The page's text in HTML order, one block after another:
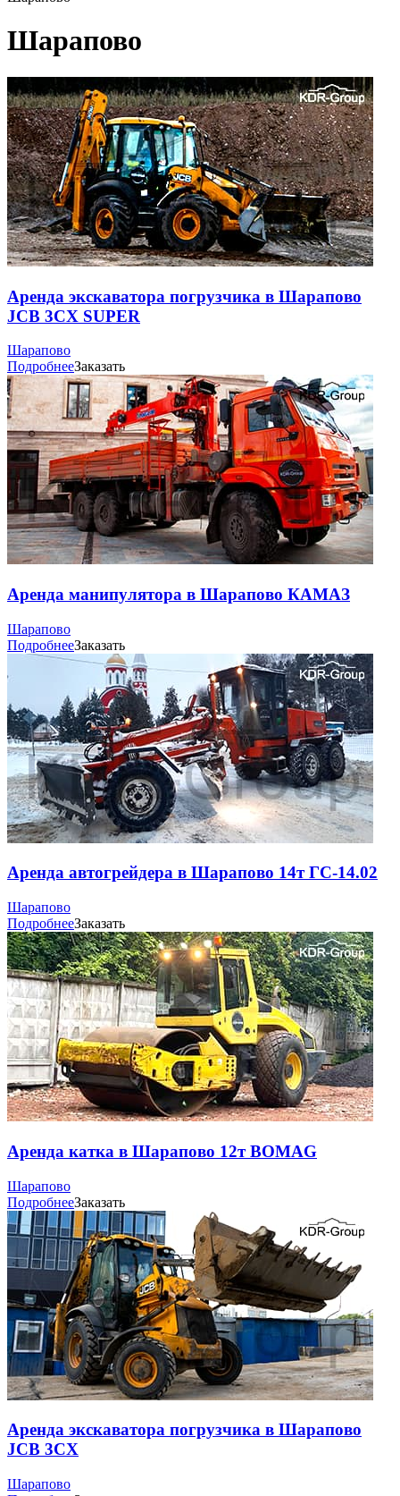
Шарапово
Аренда экскаватора погрузчика в Шарапово
JCB 3CX SUPER
Шарапово
ПодробнееЗаказать
Аренда манипулятора в Шарапово КАМАЗ
Шарапово
ПодробнееЗаказать
Аренда автогрейдера в Шарапово 14т ГС-14.02
Шарапово
ПодробнееЗаказать
Аренда катка в Шарапово 12т BOMAG
Шарапово
ПодробнееЗаказать
Аренда экскаватора погрузчика в Шарапово
JCB 3CX
Шарапово